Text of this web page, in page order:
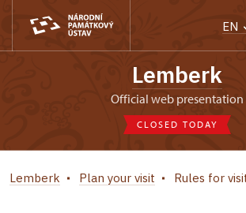
EN
Lemberk
Official web presentation
CLOSED TODAY
Lemberk Plan your visit Rules for